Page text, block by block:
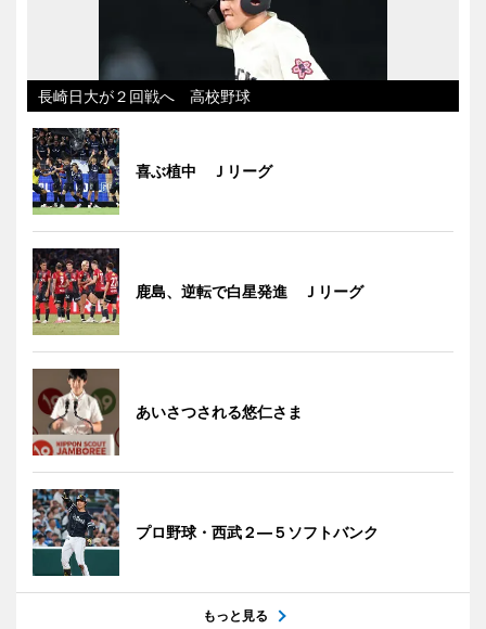
長崎日大が２回戦へ 高校野球
喜ぶ植中 Ｊリーグ
鹿島、逆転で白星発進 Ｊリーグ
あいさつされる悠仁さま
プロ野球・西武２―５ソフトバンク
もっと見る